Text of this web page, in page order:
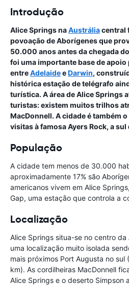
Introdução
Alice Springs naAustráliacentral
povoação de Aborígenes que
50.000 anos antes da chegada
foi uma importante base de apoio
entreAdelaideeDarwin,
histórica estação de telégrafo
turística. A área de Alice Springs
turistas: existem muitos trilhos
MacDonnell. A cidade é também
visitas à famosa Ayers Rock, a
População
A cidade tem menos de 30.000
aproximadamente 17% são
americanos vivem em Alice
Gap, uma estação que controla a
Localização
Alice Springs situa-se no centro
uma localização muito isolada
mais próximos Port Augusta no
km). As cordilheiras MacDonnell
Alice Springs e o deserto Simpson